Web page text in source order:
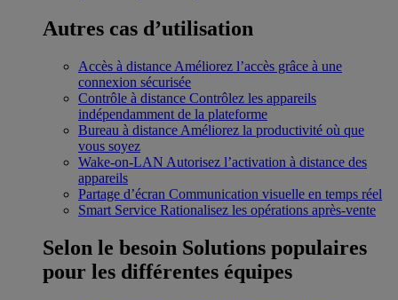
Autres cas d’utilisation
Accès à distance Améliorez l’accès grâce à une
connexion sécurisée
Contrôle à distance Contrôlez les appareils
indépendamment de la plateforme
Bureau à distance Améliorez la productivité où que
vous soyez
Wake-on-LAN Autorisez l’activation à distance des
appareils
Partage d’écran Communication visuelle en temps réel
Smart Service Rationalisez les opérations après-vente
Selon le besoin Solutions populaires
pour les différentes équipes